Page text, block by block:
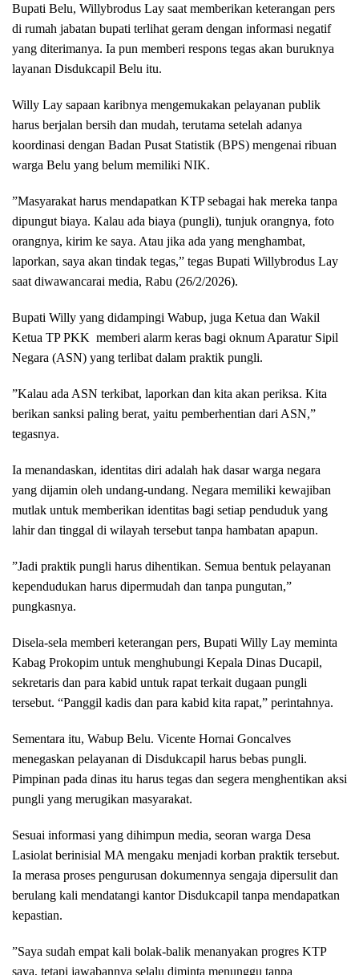
Bupati Belu, Willybrodus Lay saat memberikan keterangan pers
di rumah jabatan bupati terlihat geram dengan informasi negatif
yang diterimanya. Ia pun memberi respons tegas akan buruknya
layanan Disdukcapil Belu itu.
Willy Lay sapaan karibnya mengemukakan pelayanan publik
harus berjalan bersih dan mudah, terutama setelah adanya
koordinasi dengan Badan Pusat Statistik (BPS) mengenai ribuan
warga Belu yang belum memiliki NIK.
​”Masyarakat harus mendapatkan KTP sebagai hak mereka tanpa
dipungut biaya. Kalau ada biaya (pungli), tunjuk orangnya, foto
orangnya, kirim ke saya. Atau jika ada yang menghambat,
laporkan, saya akan tindak tegas,” tegas Bupati Willybrodus Lay
saat diwawancarai media, Rabu (26/2/2026).
​Bupati Willy yang didampingi Wabup, juga Ketua dan Wakil
Ketua TP PKK memberi alarm keras bagi oknum Aparatur Sipil
Negara (ASN) yang terlibat dalam praktik pungli.
​”Kalau ada ASN terkibat, laporkan dan kita akan periksa. Kita
berikan sanksi paling berat, yaitu pemberhentian dari ASN,”
tegasnya.
​Ia menandaskan, identitas diri adalah hak dasar warga negara
yang dijamin oleh undang-undang. Negara memiliki kewajiban
mutlak untuk memberikan identitas bagi setiap penduduk yang
lahir dan tinggal di wilayah tersebut tanpa hambatan apapun.
​”Jadi praktik pungli harus dihentikan. Semua bentuk pelayanan
kependudukan harus dipermudah dan tanpa pungutan,”
pungkasnya.
Disela-sela memberi keterangan pers, Bupati Willy Lay meminta
Kabag Prokopim untuk menghubungi Kepala Dinas Ducapil,
sekretaris dan para kabid untuk rapat terkait dugaan pungli
tersebut. “Panggil kadis dan para kabid kita rapat,” perintahnya.
Sementara itu, Wabup Belu. Vicente Hornai Goncalves
menegaskan pelayanan di Disdukcapil harus bebas pungli.
Pimpinan pada dinas itu harus tegas dan segera menghentikan aksi
pungli yang merugikan masyarakat.
​Sesuai informasi yang dihimpun media, seoran warga Desa
Lasiolat berinisial MA mengaku menjadi korban praktik tersebut.
Ia merasa proses pengurusan dokumennya sengaja dipersulit dan
berulang kali mendatangi kantor Disdukcapil tanpa mendapatkan
kepastian.
​”Saya sudah empat kali bolak-balik menanyakan progres KTP
saya, tetapi jawabannya selalu diminta menunggu tanpa